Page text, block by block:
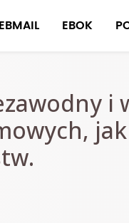
EBOK
i